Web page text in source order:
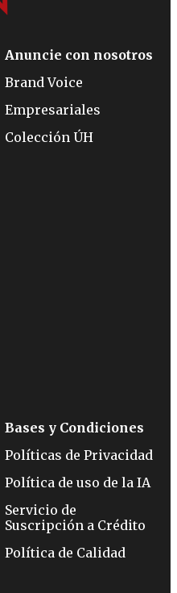
Anuncie con nosotros
Brand Voice
Empresariales
Colección ÚH
Bases y Condiciones
Políticas de Privacidad
Política de uso de la IA
Servicio de
Suscripción a Crédito
Política de Calidad